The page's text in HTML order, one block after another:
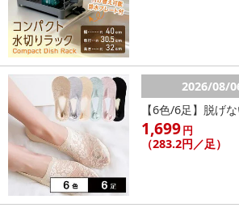
2026/08/
【6色/6足】脱げ
1,699円
（283.2円／足）